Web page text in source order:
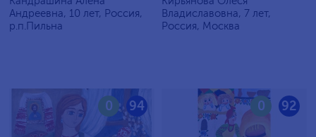
Андреевна, 10 лет, Россия,
р.п.Пильна
Владиславовна, 7 лет,
Россия, Москва
94
0 92
0